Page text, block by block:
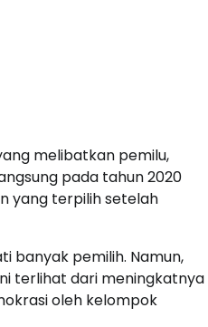
melibatkan pemilu,
pada tahun 2020
yang terpilih setelah
banyak pemilih. Namun,
terlihat dari meningkatnya
oleh kelompok